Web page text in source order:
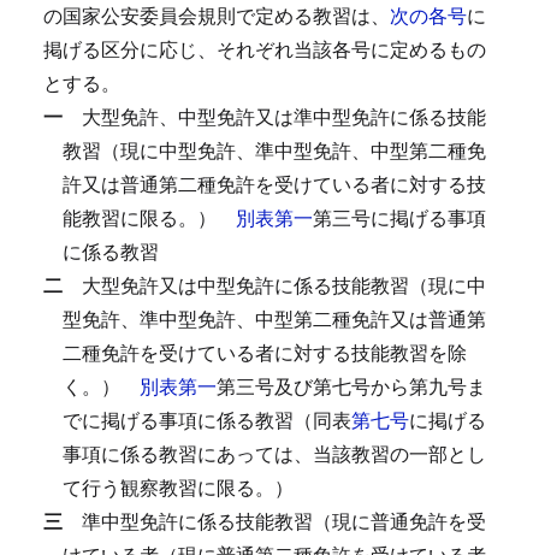
の国家公安委員会規則で定める教習は、 次の各号に
掲げる区分に応じ、それぞれ当該各号に定めるもの
とする。
一 大型免許、中型免許又は準中型免許に係る技能
教習（現に中型免許、準中型免許、中型第二種免
許又は普通第二種免許を受けている者に対する技
能教習に限る。）
別表第一第三号に掲げる事項
に係る教習
二 大型免許又は中型免許に係る技能教習（現に中
型免許、準中型免許、中型第二種免許又は普通第
二種免許を受けている者に対する技能教習を除
く。）
別表第一第三号及び第七号から第九号ま
でに掲げる事項に係る教習（同表第七号に掲げる
事項に係る教習にあっては、当該教習の一部とし
て行う観察教習に限る。）
三 準中型免許に係る技能教習（現に普通免許を受